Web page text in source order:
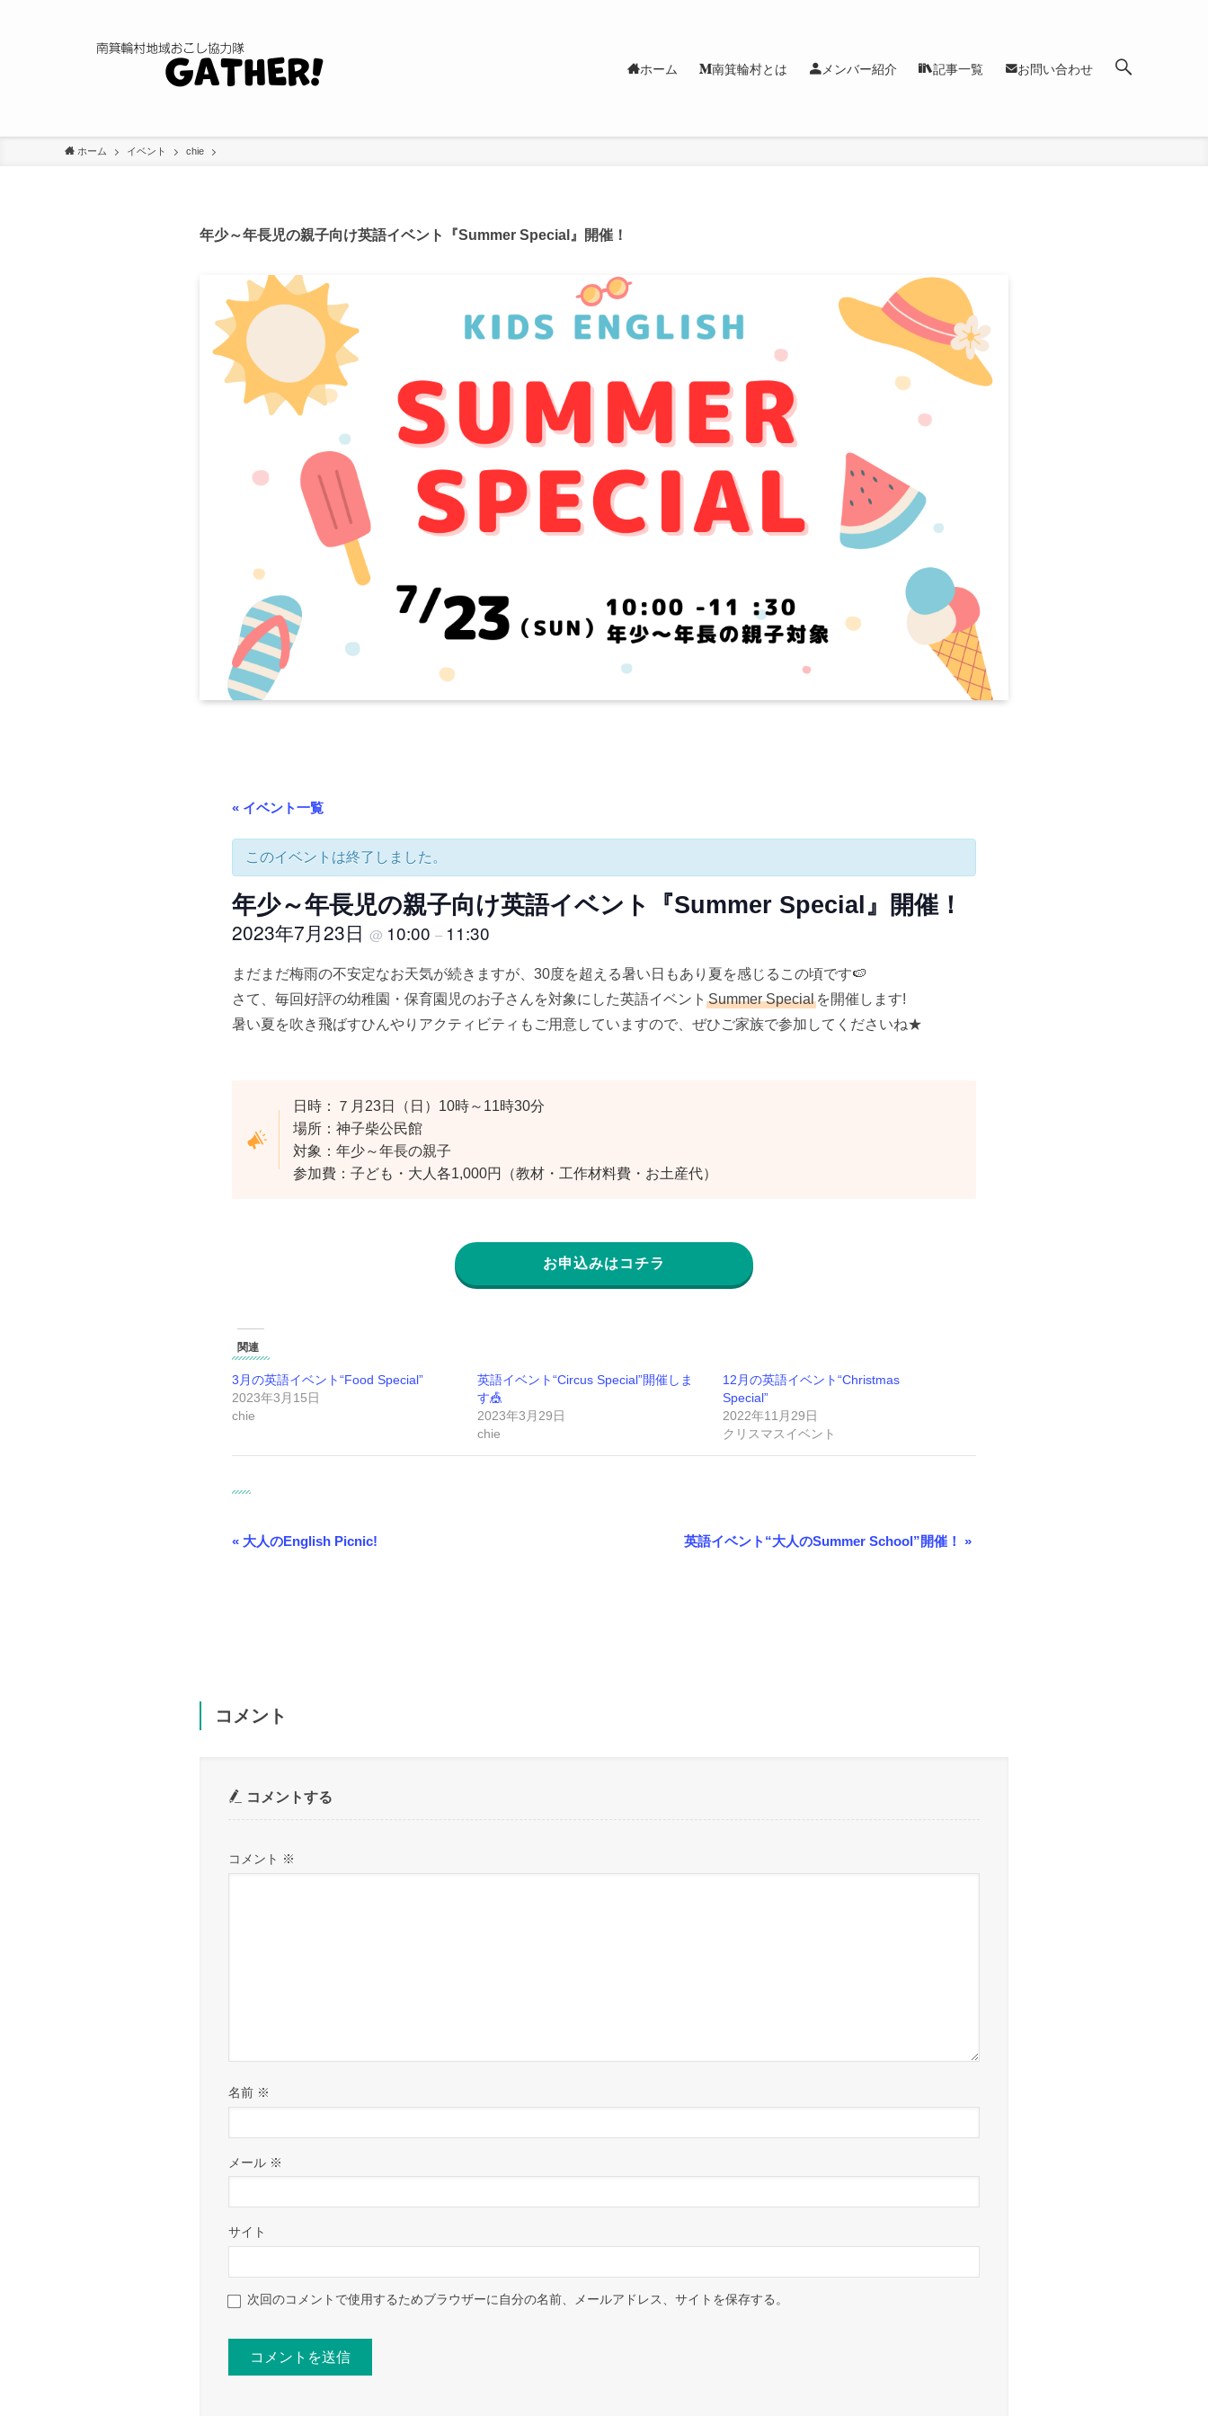
ホーム 南箕輪村とは メンバー紹介 記事一覧 お問い合わせ
ホーム イベント chie
年少～年長児の親子向け英語イベント『Summer Special』開催！
« イベント一覧
このイベントは終了しました。
年少～年長児の親子向け英語イベント『Summer Special』開催！
2023年7月23日 @ 10:00 – 11:30
まだまだ梅雨の不安定なお天気が続きますが、30度を超える暑い日もあり夏を感じるこの頃です🍉
さて、毎回好評の幼稚園・保育園児のお子さんを対象にした英語イベント Summer Special を開催します!
暑い夏を吹き飛ばすひんやりアクティビティもご用意していますので、ぜひご家族で参加してくださいね★
日時：７月23日（日）10時～11時30分
場所：神子柴公民館
対象：年少～年長の親子
参加費：子ども・大人各1,000円（教材・工作材料費・お土産代）
お申込みはコチラ
関連
3月の英語イベント“Food Special”
2023年3月15日
chie
英語イベント“Circus Special”開催しま
す🎪
2023年3月29日
chie
12月の英語イベント“Christmas
Special”
2022年11月29日
クリスマスイベント
イ
ン
シ
« 大人のEnglish Picnic! 英語イベント“大人のSummer School”開催！ »
コメント
コメントする
コメント ※
名前 ※
メール ※
サイト
次回のコメントで使用するためブラウザーに自分の名前、メールアドレス、サイトを保存する。